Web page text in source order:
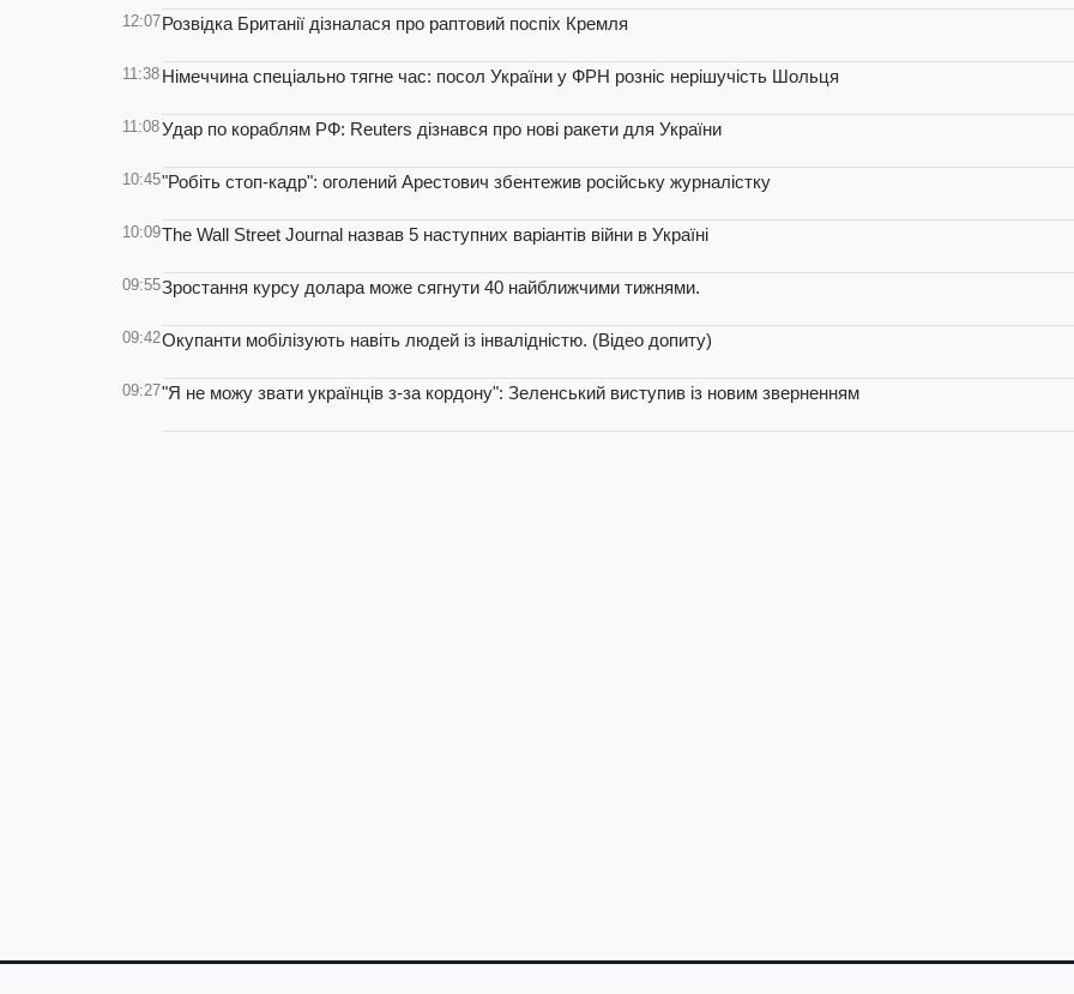
12:07Розвідка Британії дізналася про раптовий поспіх Кремля
11:38 Німеччина спеціально тягне час: посол України у ФРН розніс нерішучість Шольця
11:08Удар по кораблям РФ: Reuters дізнався про нові ракети для України
10:45"Робіть стоп-кадр": оголений Арестович збентежив російську журналістку
10:09The Wall Street Journal назвав 5 наступних варіантів війни в Україні
09:55Зростання курсу долара може сягнути 40 найближчими тижнями.
09:42Окупанти мобілізують навіть людей із інвалідністю. (Відео допиту)
09:27"Я не можу звати українців з-за кордону": Зеленський виступив із новим зверненням